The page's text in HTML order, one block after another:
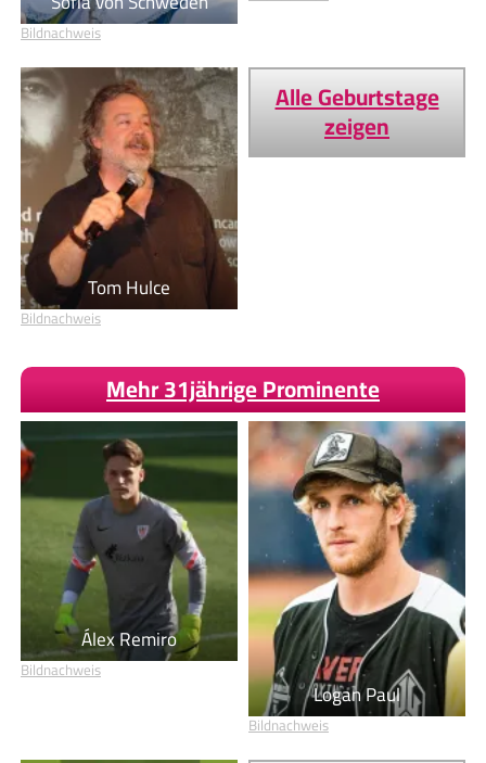
Bildnachweis
Tom Hulce
Bildnachweis
Alle Geburtstage
zeigen
Mehr 31jährige Prominente
Álex Remiro
Bildnachweis
Logan Paul
Bildnachweis